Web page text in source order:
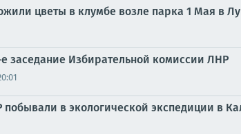
цветы в клумбе возле парка 1 Мая в
е заседание Избирательной комиссии ЛНР
побывали в экологической экспедиции в